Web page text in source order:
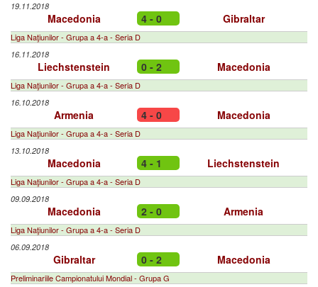
19.11.2018
Macedonia 4 - 0 Gibraltar
Liga Naţiunilor - Grupa a 4-a - Seria D
16.11.2018
Liechstenstein 0 - 2 Macedonia
Liga Naţiunilor - Grupa a 4-a - Seria D
16.10.2018
Armenia 4 - 0 Macedonia
Liga Naţiunilor - Grupa a 4-a - Seria D
13.10.2018
Macedonia 4 - 1 Liechstenstein
Liga Naţiunilor - Grupa a 4-a - Seria D
09.09.2018
Macedonia 2 - 0 Armenia
Liga Naţiunilor - Grupa a 4-a - Seria D
06.09.2018
Gibraltar 0 - 2 Macedonia
Preliminariile Campionatului Mondial - Grupa G